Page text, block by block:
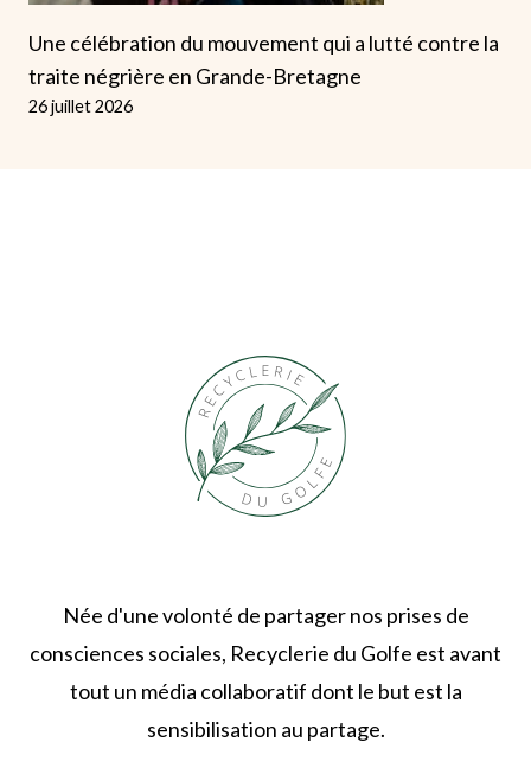
Une célébration du mouvement qui a lutté contre la
traite négrière en Grande-Bretagne
26 juillet 2026
Née d'une volonté de partager nos prises de
consciences sociales, Recyclerie du Golfe est avant
tout un média collaboratif dont le but est la
sensibilisation au partage.